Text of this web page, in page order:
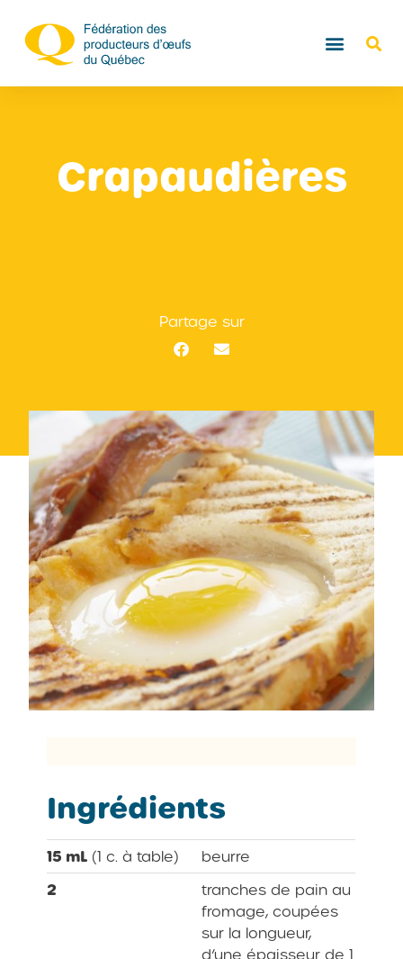
Crapaudières
Partage sur
Ingrédients
15 mL (1 c. à table)
beurre
2
tranches de pain au
fromage, coupées
sur la longueur,
d’une épaisseur de 1